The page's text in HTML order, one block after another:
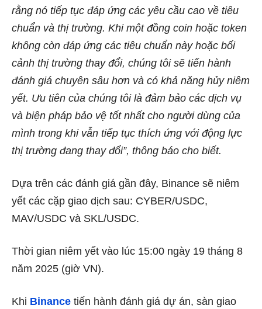
rằng nó tiếp tục đáp ứng các yêu cầu cao về tiêu
chuẩn và thị trường. Khi một đồng coin hoặc token
không còn đáp ứng các tiêu chuẩn này hoặc bối
cảnh thị trường thay đổi, chúng tôi sẽ tiến hành
đánh giá chuyên sâu hơn và có khả năng hủy niêm
yết. Ưu tiên của chúng tôi là đảm bảo các dịch vụ
và biện pháp bảo vệ tốt nhất cho người dùng của
mình trong khi vẫn tiếp tục thích ứng với động lực
thị trường đang thay đổi”, thông báo cho biết.
Dựa trên các đánh giá gần đây, Binance sẽ niêm
yết các cặp giao dịch sau: CYBER/USDC,
MAV/USDC và SKL/USDC.
Thời gian niêm yết vào lúc 15:00 ngày 19 tháng 8
năm 2025 (giờ VN).
Khi Binance tiến hành đánh giá dự án, sàn giao